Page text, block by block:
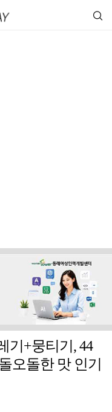
기+뭉티기, 44
오돌한 맛 인기